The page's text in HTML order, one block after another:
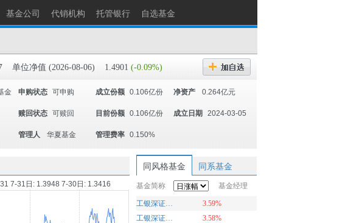
基金公司 代销机构 托管银行 自选基金
单位净值 (2026-08-06) 1.4901 (-0.09%)
金 申购状态 可申购 成立份额 0.106亿份 净资产 0.264亿元
赎回状态 可赎回 目前份额 0.106亿份 成立日期 2024-03-05
管理人 华夏基金 管理费率 0.150%
7-31日: 1.3948 7-30日: 1.3416
同风格基金 同系基金
基金简称 基金经理
工银深证100ETF联接A
3.59%
工银深证100ETF联接C
3.58%